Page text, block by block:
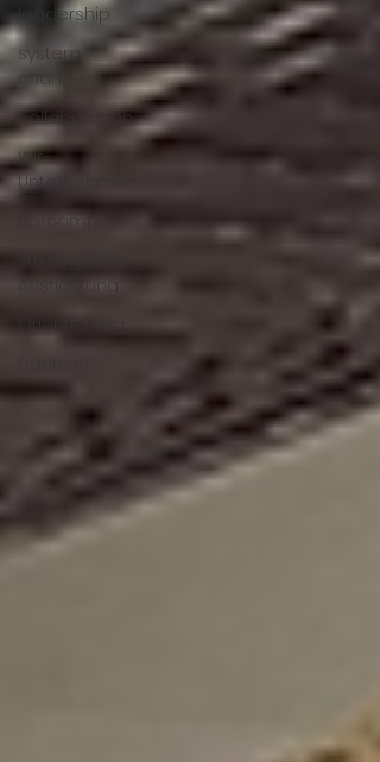
leadership
system
change
collaboration
Wir-
Unternehmen
Barcamp
Ausrichtung
Orientierung